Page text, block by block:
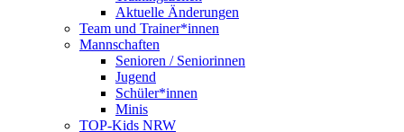
Aktuelle Änderungen
Team und Trainer*innen
Mannschaften
Senioren / Seniorinnen
Jugend
Schüler*innen
Minis
TOP-Kids NRW